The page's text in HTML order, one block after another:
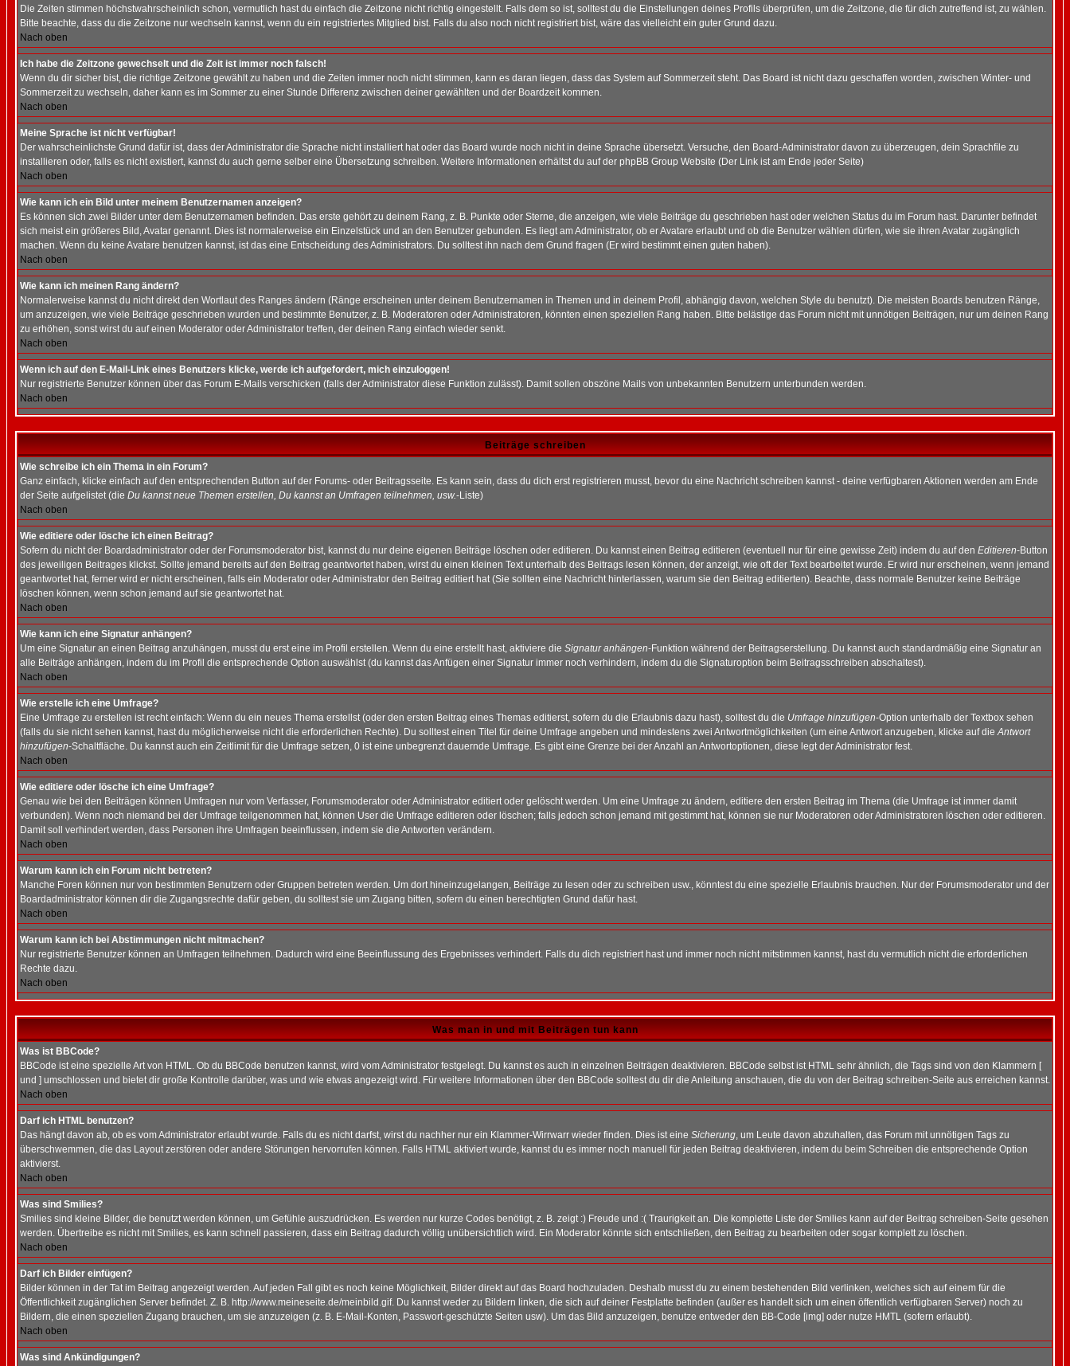
Die Zeiten stimmen höchstwahrscheinlich schon, vermutlich hast du einfach die Zeitzone nicht richtig eingestellt. Falls dem so ist, solltest du die Einstellungen deines Profils überprüfen, um die Zeitzone, die für dich zutreffend ist, zu wählen.
Bitte beachte, dass du die Zeitzone nur wechseln kannst, wenn du ein registriertes Mitglied bist. Falls du also noch nicht registriert bist, wäre das vielleicht ein guter Grund dazu.
Nach oben
Ich habe die Zeitzone gewechselt und die Zeit ist immer noch falsch!
Wenn du dir sicher bist, die richtige Zeitzone gewählt zu haben und die Zeiten immer noch nicht stimmen, kann es daran liegen, dass das System auf Sommerzeit steht. Das Board ist nicht dazu geschaffen worden, zwischen Winter- und
Sommerzeit zu wechseln, daher kann es im Sommer zu einer Stunde Differenz zwischen deiner gewählten und der Boardzeit kommen.
Nach oben
Meine Sprache ist nicht verfügbar!
Der wahrscheinlichste Grund dafür ist, dass der Administrator die Sprache nicht installiert hat oder das Board wurde noch nicht in deine Sprache übersetzt. Versuche, den Board-Administrator davon zu überzeugen, dein Sprachfile zu
installieren oder, falls es nicht existiert, kannst du auch gerne selber eine Übersetzung schreiben. Weitere Informationen erhältst du auf der phpBB Group Website (Der Link ist am Ende jeder Seite)
Nach oben
Wie kann ich ein Bild unter meinem Benutzernamen anzeigen?
Es können sich zwei Bilder unter dem Benutzernamen befinden. Das erste gehört zu deinem Rang, z. B. Punkte oder Sterne, die anzeigen, wie viele Beiträge du geschrieben hast oder welchen Status du im Forum hast. Darunter befindet
sich meist ein größeres Bild, Avatar genannt. Dies ist normalerweise ein Einzelstück und an den Benutzer gebunden. Es liegt am Administrator, ob er Avatare erlaubt und ob die Benutzer wählen dürfen, wie sie ihren Avatar zugänglich
machen. Wenn du keine Avatare benutzen kannst, ist das eine Entscheidung des Administrators. Du solltest ihn nach dem Grund fragen (Er wird bestimmt einen guten haben).
Nach oben
Wie kann ich meinen Rang ändern?
Normalerweise kannst du nicht direkt den Wortlaut des Ranges ändern (Ränge erscheinen unter deinem Benutzernamen in Themen und in deinem Profil, abhängig davon, welchen Style du benutzt). Die meisten Boards benutzen Ränge,
um anzuzeigen, wie viele Beiträge geschrieben wurden und bestimmte Benutzer, z. B. Moderatoren oder Administratoren, könnten einen speziellen Rang haben. Bitte belästige das Forum nicht mit unnötigen Beiträgen, nur um deinen Rang
zu erhöhen, sonst wirst du auf einen Moderator oder Administrator treffen, der deinen Rang einfach wieder senkt.
Nach oben
Wenn ich auf den E-Mail-Link eines Benutzers klicke, werde ich aufgefordert, mich einzuloggen!
Nur registrierte Benutzer können über das Forum E-Mails verschicken (falls der Administrator diese Funktion zulässt). Damit sollen obszöne Mails von unbekannten Benutzern unterbunden werden.
Nach oben
Beiträge schreiben
Wie schreibe ich ein Thema in ein Forum?
Ganz einfach, klicke einfach auf den entsprechenden Button auf der Forums- oder Beitragsseite. Es kann sein, dass du dich erst registrieren musst, bevor du eine Nachricht schreiben kannst - deine verfügbaren Aktionen werden am Ende
der Seite aufgelistet (die Du kannst neue Themen erstellen, Du kannst an Umfragen teilnehmen, usw.-Liste)
Nach oben
Wie editiere oder lösche ich einen Beitrag?
Sofern du nicht der Boardadministrator oder der Forumsmoderator bist, kannst du nur deine eigenen Beiträge löschen oder editieren. Du kannst einen Beitrag editieren (eventuell nur für eine gewisse Zeit) indem du auf den Editieren-Button
des jeweiligen Beitrages klickst. Sollte jemand bereits auf den Beitrag geantwortet haben, wirst du einen kleinen Text unterhalb des Beitrags lesen können, der anzeigt, wie oft der Text bearbeitet wurde. Er wird nur erscheinen, wenn jemand
geantwortet hat, ferner wird er nicht erscheinen, falls ein Moderator oder Administrator den Beitrag editiert hat (Sie sollten eine Nachricht hinterlassen, warum sie den Beitrag editierten). Beachte, dass normale Benutzer keine Beiträge
löschen können, wenn schon jemand auf sie geantwortet hat.
Nach oben
Wie kann ich eine Signatur anhängen?
Um eine Signatur an einen Beitrag anzuhängen, musst du erst eine im Profil erstellen. Wenn du eine erstellt hast, aktiviere die Signatur anhängen-Funktion während der Beitragserstellung. Du kannst auch standardmäßig eine Signatur an
alle Beiträge anhängen, indem du im Profil die entsprechende Option auswählst (du kannst das Anfügen einer Signatur immer noch verhindern, indem du die Signaturoption beim Beitragsschreiben abschaltest).
Nach oben
Wie erstelle ich eine Umfrage?
Eine Umfrage zu erstellen ist recht einfach: Wenn du ein neues Thema erstellst (oder den ersten Beitrag eines Themas editierst, sofern du die Erlaubnis dazu hast), solltest du die Umfrage hinzufügen-Option unterhalb der Textbox sehen
(falls du sie nicht sehen kannst, hast du möglicherweise nicht die erforderlichen Rechte). Du solltest einen Titel für deine Umfrage angeben und mindestens zwei Antwortmöglichkeiten (um eine Antwort anzugeben, klicke auf dieAntwort
hinzufügen-Schaltfläche. Du kannst auch ein Zeitlimit für die Umfrage setzen, 0 ist eine unbegrenzt dauernde Umfrage. Es gibt eine Grenze bei der Anzahl an Antwortoptionen, diese legt der Administrator fest.
Nach oben
Wie editiere oder lösche ich eine Umfrage?
Genau wie bei den Beiträgen können Umfragen nur vom Verfasser, Forumsmoderator oder Administrator editiert oder gelöscht werden. Um eine Umfrage zu ändern, editiere den ersten Beitrag im Thema (die Umfrage ist immer damit
verbunden). Wenn noch niemand bei der Umfrage teilgenommen hat, können User die Umfrage editieren oder löschen; falls jedoch schon jemand mit gestimmt hat, können sie nur Moderatoren oder Administratoren löschen oder editieren.
Damit soll verhindert werden, dass Personen ihre Umfragen beeinflussen, indem sie die Antworten verändern.
Nach oben
Warum kann ich ein Forum nicht betreten?
Manche Foren können nur von bestimmten Benutzern oder Gruppen betreten werden. Um dort hineinzugelangen, Beiträge zu lesen oder zu schreiben usw., könntest du eine spezielle Erlaubnis brauchen. Nur der Forumsmoderator und der
Boardadministrator können dir die Zugangsrechte dafür geben, du solltest sie um Zugang bitten, sofern du einen berechtigten Grund dafür hast.
Nach oben
Warum kann ich bei Abstimmungen nicht mitmachen?
Nur registrierte Benutzer können an Umfragen teilnehmen. Dadurch wird eine Beeinflussung des Ergebnisses verhindert. Falls du dich registriert hast und immer noch nicht mitstimmen kannst, hast du vermutlich nicht die erforderlichen
Rechte dazu.
Nach oben
Was man in und mit Beiträgen tun kann
Was ist BBCode?
BBCode ist eine spezielle Art von HTML. Ob du BBCode benutzen kannst, wird vom Administrator festgelegt. Du kannst es auch in einzelnen Beiträgen deaktivieren. BBCode selbst ist HTML sehr ähnlich, die Tags sind von den Klammern [
und ] umschlossen und bietet dir große Kontrolle darüber, was und wie etwas angezeigt wird. Für weitere Informationen über den BBCode solltest du dir die Anleitung anschauen, die du von der Beitrag schreiben-Seite aus erreichen kannst.
Nach oben
Darf ich HTML benutzen?
Das hängt davon ab, ob es vom Administrator erlaubt wurde. Falls du es nicht darfst, wirst du nachher nur ein Klammer-Wirrwarr wieder finden. Dies ist eine Sicherung, um Leute davon abzuhalten, das Forum mit unnötigen Tags zu
überschwemmen, die das Layout zerstören oder andere Störungen hervorrufen können. Falls HTML aktiviert wurde, kannst du es immer noch manuell für jeden Beitrag deaktivieren, indem du beim Schreiben die entsprechende Option
aktivierst.
Nach oben
Was sind Smilies?
Smilies sind kleine Bilder, die benutzt werden können, um Gefühle auszudrücken. Es werden nur kurze Codes benötigt, z. B. zeigt :) Freude und :( Traurigkeit an. Die komplette Liste der Smilies kann auf der Beitrag schreiben-Seite gesehen
werden. Übertreibe es nicht mit Smilies, es kann schnell passieren, dass ein Beitrag dadurch völlig unübersichtlich wird. Ein Moderator könnte sich entschließen, den Beitrag zu bearbeiten oder sogar komplett zu löschen.
Nach oben
Darf ich Bilder einfügen?
Bilder können in der Tat im Beitrag angezeigt werden. Auf jeden Fall gibt es noch keine Möglichkeit, Bilder direkt auf das Board hochzuladen. Deshalb musst du zu einem bestehenden Bild verlinken, welches sich auf einem für die
Öffentlichkeit zugänglichen Server befindet. Z. B. http://www.meineseite.de/meinbild.gif. Du kannst weder zu Bildern linken, die sich auf deiner Festplatte befinden (außer es handelt sich um einen öffentlich verfügbaren Server) noch zu
Bildern, die einen speziellen Zugang brauchen, um sie anzuzeigen (z. B. E-Mail-Konten, Passwort-geschützte Seiten usw). Um das Bild anzuzeigen, benutze entweder den BB-Code [img] oder nutze HMTL (sofern erlaubt).
Nach oben
Was sind Ankündigungen?